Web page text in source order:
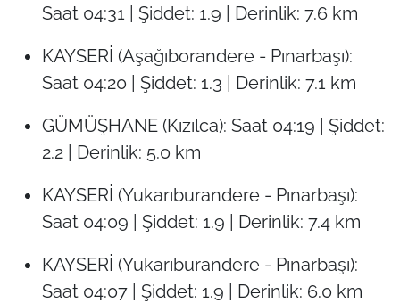
Saat 04:31 | Şiddet: 1.9 | Derinlik: 7.6 km
KAYSERİ (Aşağıborandere - Pınarbaşı):
Saat 04:20 | Şiddet: 1.3 | Derinlik: 7.1 km
GÜMÜŞHANE (Kızılca): Saat 04:19 | Şiddet:
2.2 | Derinlik: 5.0 km
KAYSERİ (Yukarıburandere - Pınarbaşı):
Saat 04:09 | Şiddet: 1.9 | Derinlik: 7.4 km
KAYSERİ (Yukarıburandere - Pınarbaşı):
Saat 04:07 | Şiddet: 1.9 | Derinlik: 6.0 km